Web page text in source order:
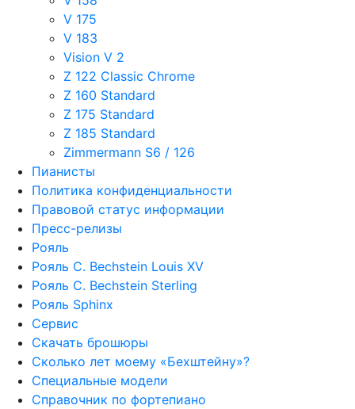
V 175
V 183
Vision V 2
Z 122 Classic Chrome
Z 160 Standard
Z 175 Standard
Z 185 Standard
Zimmermann S6 / 126
Пианисты
Политика конфиденциальности
Правовой статус информации
Пресс-релизы
Рояль
Рояль C. Bechstein Louis XV
Рояль C. Bechstein Sterling
Рояль Sphinx
Сервис
Скачать брошюры
Сколько лет моему «Бехштейну»?
Специальные модели
Справочник по фортепиано